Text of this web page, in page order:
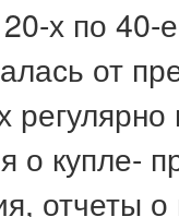
х по 40-
от
о купле-
отчеты